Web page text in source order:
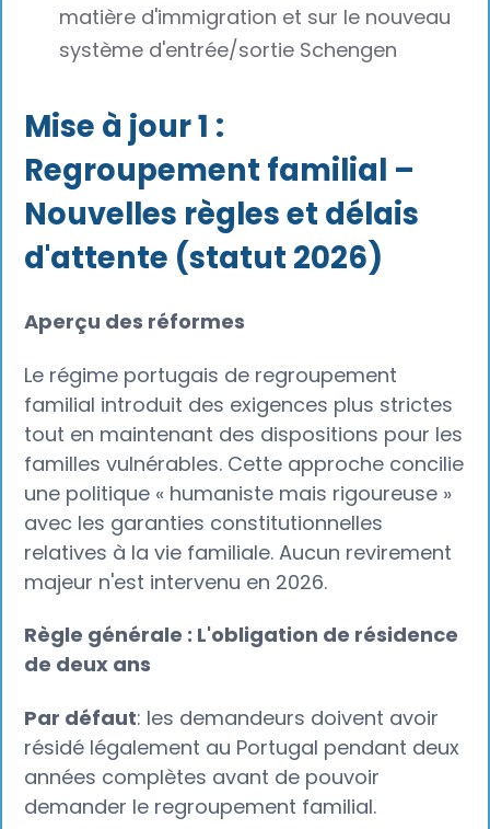
matière d'immigration et sur le nouveau
système d'entrée/sortie Schengen
Mise à jour 1 :
Regroupement familial –
Nouvelles règles et délais
d'attente (statut 2026)
Aperçu des réformes‍
Le régime portugais de regroupement
familial introduit des exigences plus strictes
tout en maintenant des dispositions pour les
familles vulnérables. Cette approche concilie
une politique « humaniste mais rigoureuse »
avec les garanties constitutionnelles
relatives à la vie familiale. Aucun revirement
majeur n'est intervenu en 2026.
Règle générale : L'obligation de résidence
de deux ans
Par défaut: les demandeurs doivent avoir
résidé légalement au Portugal pendant deux
années complètes avant de pouvoir
demander le regroupement familial.